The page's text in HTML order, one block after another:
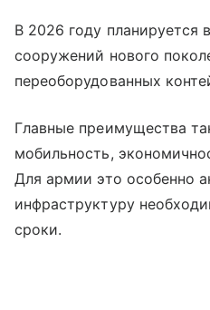
В 2026 году планируется
сооружений нового
переоборудованных
Главные преимущества
мобильность,
Для армии это особенно
инфраструктуру
сроки.